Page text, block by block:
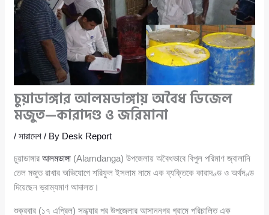
চুয়াডাঙ্গার আলমডাঙ্গায় অবৈধ ডিজেল
মজুত—কারাদণ্ড ও জরিমানা
/সারাদেশ / By Desk Report
চুয়াডাঙ্গারআলমডাঙ্গা (Alamdanga) উপজেলায় অবৈধভাবে বিপুল পরিমাণ জ্বালানি
তেল মজুত রাখার অভিযোগে শরিফুল ইসলাম নামে এক ব্যক্তিকে কারাদণ্ড ও অর্থদণ্ড
দিয়েছেন ভ্রাম্যমাণ আদালত।
শুক্রবার (১৭ এপ্রিল) সন্ধ্যার পর উপজেলার আসাননগর গ্রামে পরিচালিত এক